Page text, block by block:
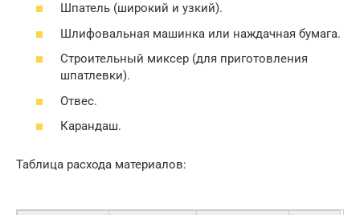
Шпатель (широкий и узкий).
Шлифовальная машинка или наждачная бумага.
Строительный миксер (для приготовления
шпатлевки).
Отвес.
Карандаш.
Таблица расхода материалов: